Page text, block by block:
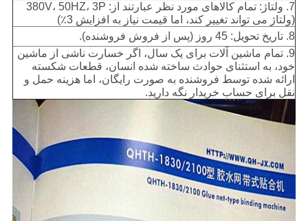
7. ولتاژ: تمام کالاهای مورد نظر عبارتند از: 380V، 50HZ، 3P
(ولتاژ می تواند تغییر کند، اما قیمت نیاز به افزایش 3٪)
8. تاریخ تحویل: 45 روز (پس از فروش فروشنده).
9. تمام ماشین آلات برای یک سال، اگر خسارت ناشی از ماشین
خود، به استثنای حوادث ساخته شده انسان، قطعات شکسته
ارائه شده توسط فروشنده به صورت رایگان، اما هزینه حمل و
نقل برای حساب خریدار نگه دارید.